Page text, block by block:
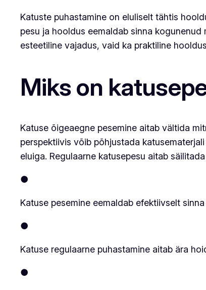
Katuste puhastamine on eluliselt tähtis
pesu ja hooldus eemaldab sinna
esteetiline vajadus, vaid ka praktiline
Miks on
Katuse õigeaegne pesemine aitab vältida
perspektiivis võib põhjustada
eluiga. Regulaarne katusepesu aitab
●
Katuse pesemine eemaldab efektiivselt
●
Katuse regulaarne puhastamine aitab ära
●